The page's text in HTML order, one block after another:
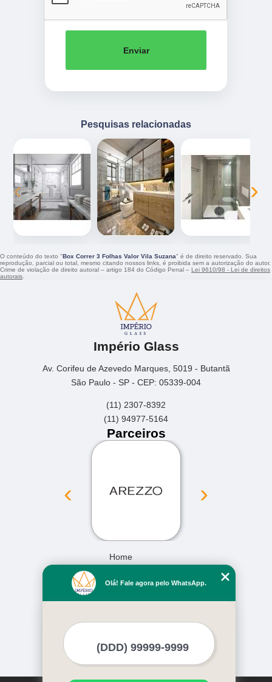
Enviar
Pesquisas relacionadas
‹ ›
O conteúdo do texto "Box Correr 3 Folhas Valor Vila Suzana" é de direito reservado. Sua
reprodução, parcial ou total, mesmo citando nossos links, é proibida sem a autorização do autor.
Crime de violação de direito autoral – artigo 184 do Código Penal – Lei 9610/98 - Lei de direitos
autorais
Império Glass
Av. Corifeu de Azevedo Marques, 5019 - Butantã
São Paulo - SP - CEP: 05339-004
(11) 2307-8392
(11) 94977-5164
Parceiros
‹ ›
Home
Missão
Olá! Fale agora pelo WhatsApp.